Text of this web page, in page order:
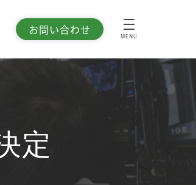
お問い合わせ MENU
定